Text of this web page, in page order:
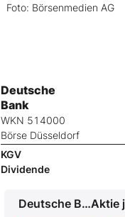
Foto: Börsenmedien AG
Deutsche
Bank
WKN 514000
Börse Düsseldorf
KGV
Dividende
Deutsche BankAktie